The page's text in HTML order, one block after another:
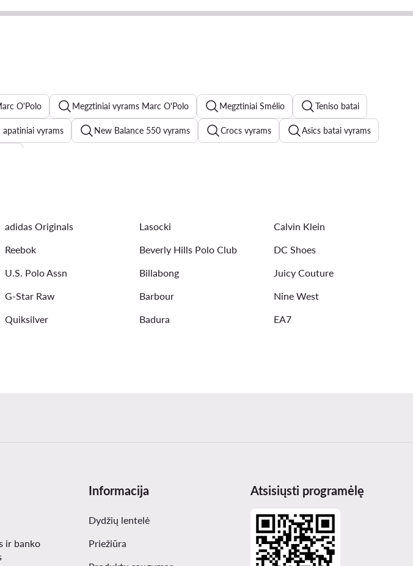
O'Polo Megztiniai vyrams Marc O'Polo Megztiniai Smėlio Teniso batai
apatiniai vyrams New Balance 550 vyrams Crocs vyrams Asics batai vyrams
adidas Originals Lasocki
Calvin Klein
Reebok Beverly Hills Polo Club
DC Shoes
U.S. Polo Assn Billabong
Juicy Couture
G-Star Raw Barbour
Nine West
Quiksilver Badura
EA7
ir banko
Informacija
Dydžių lentelė
Priežiūra
Atsisiųsti programėlę